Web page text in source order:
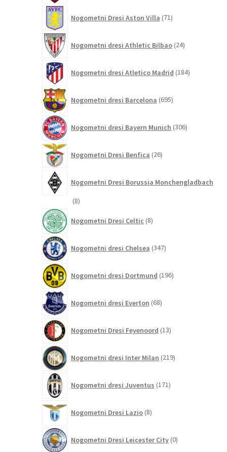
Nogometni Dresi Aston Villa 71izdelkov
Nogometni dresi Athletic Bilbao 24izdelkov
Nogometni dresi Atletico Madrid 184izdelkov
Nogometni dresi Barcelona 695izdelkov
Nogometni dresi Bayern Munich 306izdelkov
Nogometni Dresi Benfica 26izdelkov
Nogometni Dresi Borussia Monchengladbach
88
Nogometni Dresi Celtic 8izdelkov
Nogometni dresi Chelsea 347izdelkov
Nogometni dresi Dortmund 196izdelkov
Nogometni dresi Everton 68izdelkov
Nogometni Dresi Feyenoord 13izdelkov
Nogometni dresi Inter Milan 219izdelkov
Nogometni dresi Juventus 171izdelkov
Nogometni Dresi Lazio 8izdelkov
Nogometni Dresi Leicester City 0izdelkov